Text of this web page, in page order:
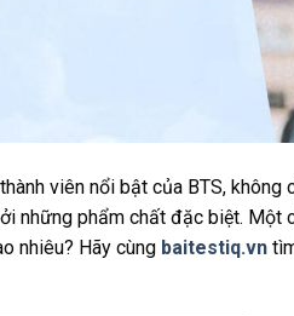
viên nổi bật của BTS,
những phẩm chất đặc biệt. Một
nhiêu? Hãy cùng baitestiq.vn